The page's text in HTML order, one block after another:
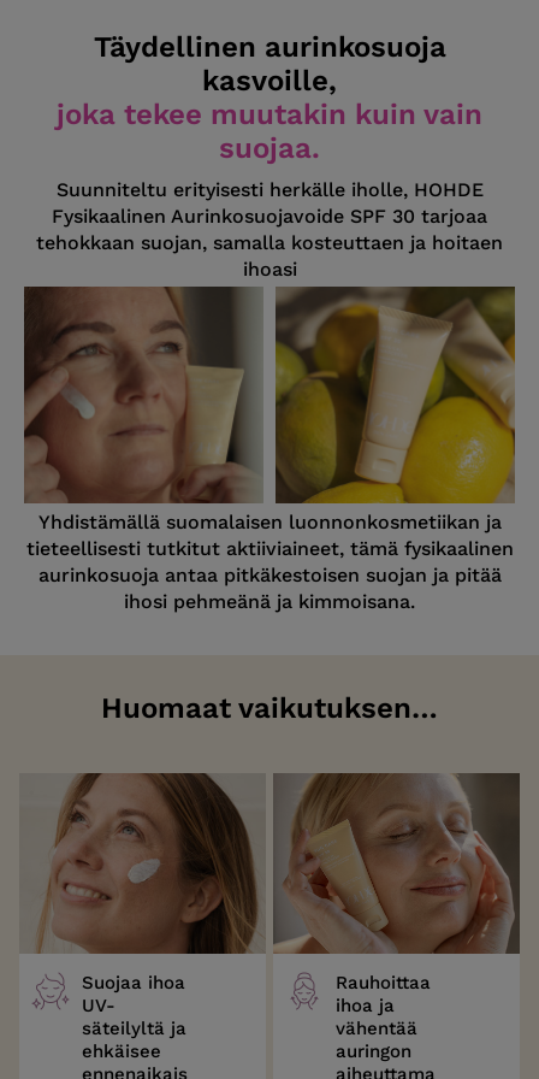
Täydellinen aurinkosuoja
kasvoille,
joka tekee muutakin kuin vain
suojaa.
Suunniteltu erityisesti herkälle iholle, HOHDE
Fysikaalinen Aurinkosuojavoide SPF 30 tarjoaa
tehokkaan suojan, samalla kosteuttaen ja hoitaen
ihoasi
Yhdistämällä suomalaisen luonnonkosmetiikan ja
tieteellisesti tutkitut aktiiviaineet, tämä fysikaalinen
aurinkosuoja antaa pitkäkestoisen suojan ja pitää
ihosi pehmeänä ja kimmoisana.
Huomaat vaikutuksen…
Suojaa ihoa
UV-
säteilyltä ja
ehkäisee
ennenaikais
Rauhoittaa
ihoa ja
vähentää
auringon
aiheuttama